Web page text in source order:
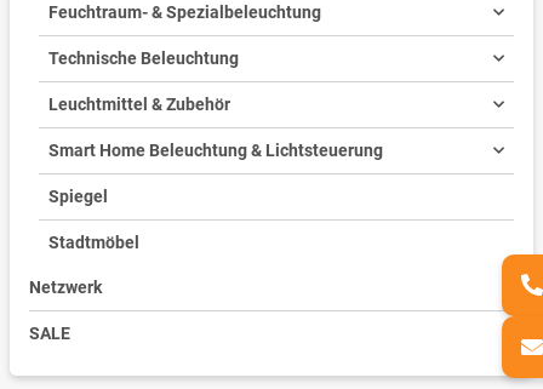
Feuchtraum- & Spezialbeleuchtung
Technische Beleuchtung
Leuchtmittel & Zubehör
Smart Home Beleuchtung & Lichtsteuerung
Spiegel
Stadtmöbel
Netzwerk
SALE